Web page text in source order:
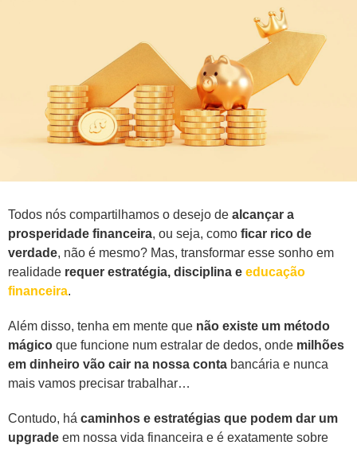
Todos nós compartilhamos o desejo de alcançar a
prosperidade financeira, ou seja, como ficar rico de
verdade, não é mesmo? Mas, transformar esse sonho em
realidade requer estratégia, disciplina e educação
financeira.
Além disso, tenha em mente que não existe um método
mágico que funcione num estralar de dedos, onde milhões
em dinheiro vão cair na nossa conta bancária e nunca
mais vamos precisar trabalhar…
Contudo, há caminhos e estratégias que podem dar um
upgrade em nossa vida financeira e é exatamente sobre